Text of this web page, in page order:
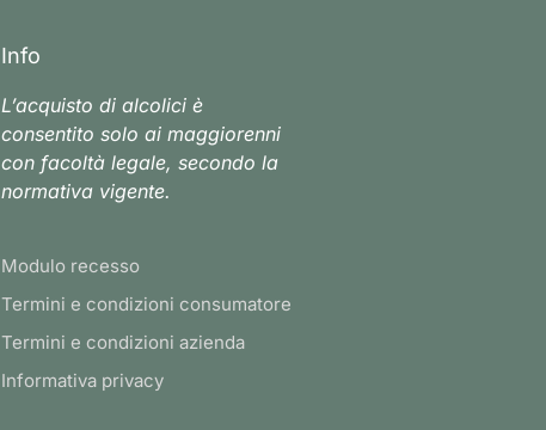
Info
L’acquisto di alcolici è
consentito solo ai maggiorenni
con facoltà legale, secondo la
normativa vigente.
Modulo recesso
Termini e condizioni consumatore
Termini e condizioni azienda
Informativa privacy